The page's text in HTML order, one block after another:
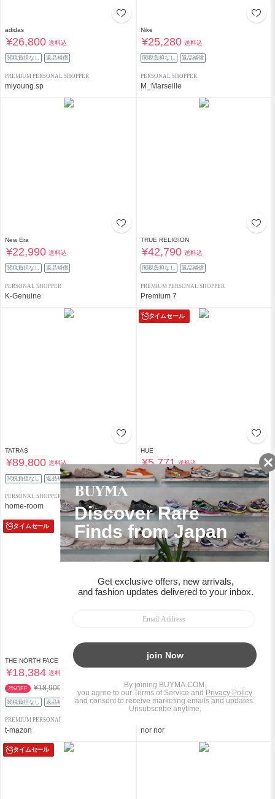
adidas
¥26,800 送料込
関税負担なし 返品補償
PREMIUM PERSONAL SHOPPER
miyoung.sp
Nike
¥25,280 送料込
関税負担なし 返品補償
PERSONAL SHOPPER
M_Marseille
New Era
¥22,990 送料込
関税負担なし 返品補償
PERSONAL SHOPPER
K-Genuine
TRUE RELIGION
¥42,790 送料込
関税負担なし 返品補償
PREMIUM PERSONAL SHOPPER
Premium 7
TATRAS
¥89,800 送料込
関税負担なし 返品補償
PERSONAL SHOPPER
home-room
タイムセール
HUE
¥5,771 送料込
関税負担なし 返品補償
sticker655
タイムセール
THE NORTH FACE
¥18,384 送料込
2%OFF ¥18,900
関税負担なし 返品補償
PREMIUM PERSONAL SHOPPER
t-mazon
¥68,000 送料込
関税負担なし 返品補償
nor nor
タイムセール